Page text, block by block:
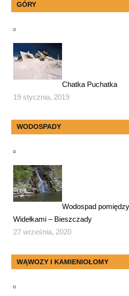
GÓRY
Chatka Puchatka
19 stycznia, 2019
WODOSPADY
Wodospad
Widełkami – Bieszczady
27 września, 2020
WĄWOZY I KAMIENIOŁOMY